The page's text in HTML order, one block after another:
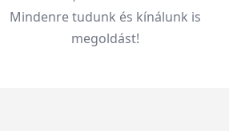
Mindenre tudunk és kínálunk is
megoldást!